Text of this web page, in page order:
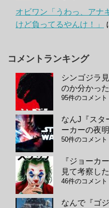
オビワン「うわっ、アナ
けど負ってるやんけ！」
コメントランキング
シンゴジラ
のか分かっ
95件のコメント
なんJ『スタ
ーカーの夜
50件のコメント
『ジョーカ
見て考察し
46件のコメント
なんで『ゴ